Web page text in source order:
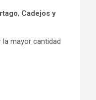
, Cadejos y
mayor cantidad